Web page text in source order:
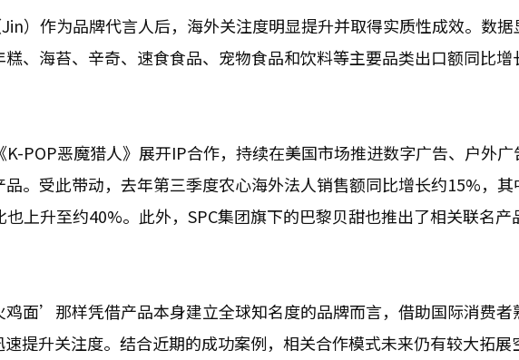
）作为品牌代言人后，海外关注度明显提升并取得实质性成效。数据
、海苔、辛奇、速食食品、宠物食品和饮料等主要品类出口额同比增
POP恶魔猎人》展开IP合作，持续在美国市场推进数字广告、户外广
。受此带动，去年第三季度农心海外法人销售额同比增长约15%，其
上升至约40%。此外，SPC集团旗下的巴黎贝甜也推出了相关联名产
面’那样凭借产品本身建立全球知名度的品牌而言，借助国际消费者
提升关注度。结合近期的成功案例，相关合作模式未来仍有较大拓展